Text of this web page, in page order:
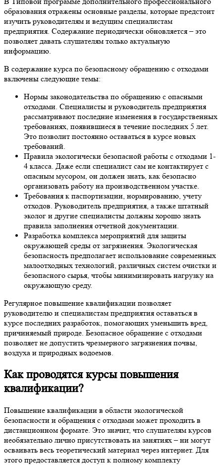
образования отражены основные разделы, которые предстоит
изучить руководителям и ведущим специалистам
предприятия. Содержание периодически обновляется – это
позволяет давать слушателям только актуальную
информацию.
В содержание курса по безопасному обращению с отходами
включены следующие темы:
Нормы законодательства по обращению с опасными
отходами. Специалисты и руководитель предприятия
рассматривают последние изменения в государственных
требованиях, появившиеся в течение последних 5 лет.
Это позволит постоянно оставаться в курсе новых
требований.
Правила экологически безопасной работы с отходами 1-
4 класса. Даже если специалист сам не контактирует с
опасным мусором, он должен знать, как безопасно
организовать работу на производственном участке.
Требования к паспортизации, нормированию, учету
отходов. Руководитель предприятия, а также штатный
эколог и другие специалисты должны хорошо знать
правила заполнения отчетной документации.
Разработка комплекса мероприятий для защиты
окружающей среды от загрязнения. Экологическая
безопасность предполагает использование современных
малоотходных технологий, различных систем очистки и
безопасного сырья, чтобы минимизировать нагрузку на
окружающую среду.
Регулярное повышение квалификации позволяет
руководителю и специалистам предприятия оставаться в
курсе последних разработок, помогающих уменьшить вред,
причиняемый природе. Безопасное обращение с отходами
позволяет не допустить чрезмерного загрязнения почвы,
воздуха и природных водоемов.
Как проводятся курсы повышения
квалификации?
Повышение квалификации в области экологической
безопасности и обращения с отходами может проходить в
дистанционном формате. Это значит, что слушателям курсов
необязательно лично присутствовать на занятиях – ни могут
осваивать весь теоретический материал через интернет. Для
этого предоставляется доступ к полному комплекту